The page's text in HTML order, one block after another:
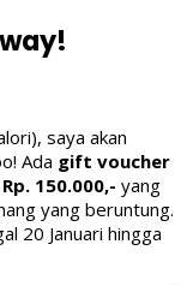
saya akan
Ada gift voucher
150.000,- yang
yang beruntung.
20 Januari hingga